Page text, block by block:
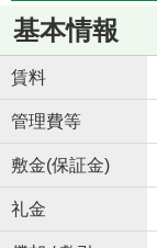
基本情報
賃料
管理費等
敷金(保証金)
礼金